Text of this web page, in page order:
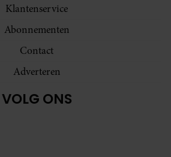
Klantenservice
Abonnementen
Contact
Adverteren
VOLG ONS